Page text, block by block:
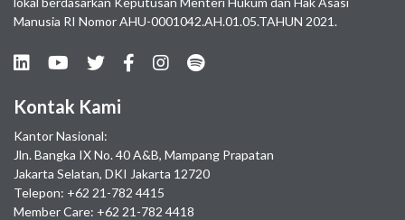
Manusia RI Nomor AHU-0001042.AH.01.05.TAHUN 2021.
Kontak Kami
Kantor Nasional:
Jln. Bangka IX No. 40 A&B, Mampang Prapatan
Jakarta Selatan, DKI Jakarta 12720
Telepon: +62 21-782 4415
Member Care: +62 21-782 4418